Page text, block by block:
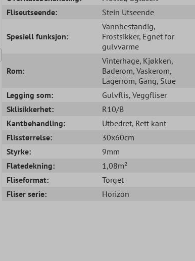
Fliseutseende:
Stein Utseende
Spesiell funksjon:
Vannbestandig,
Frostsikker, Egnet for
gulvvarme
Rom:
Vinterhage, Kjøkken,
Baderom, Vaskerom,
Lagerrom, Gang, Stue
Legging som:
Gulvflis, Veggfliser
Sklisikkerhet:
R10/B
Kantbehandling:
Utbedret, Rett kant
Flisstørrelse:
30x60cm
Styrke:
9mm
Flatedekning:
1,08m²
Fliseformat:
Torget
Fliser serie:
Horizon